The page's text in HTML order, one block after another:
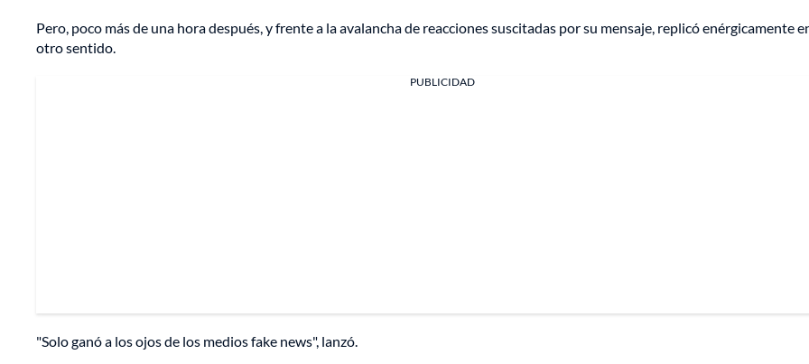
Pero, poco más de una hora después, y frente a la avalancha de reacciones suscitadas por su mensaje, replicó enérgicamente
otro sentido.
PUBLICIDAD
"Solo ganó a los ojos de los medios fake news", lanzó.